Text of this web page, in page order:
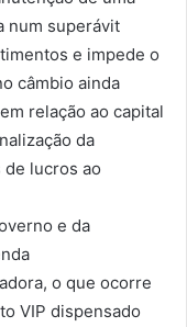
num superávit
e impede o
câmbio ainda
relação ao capital
da
de lucros ao
e da
o que ocorre
VIP dispensado